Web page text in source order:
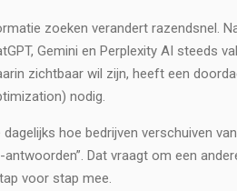
zoeken verandert razendsnel.
Gemini en Perplexity AI steeds
zichtbaar wil zijn, heeft een
nodig.
hoe bedrijven verschuiven
Dat vraagt om een
voor stap mee.